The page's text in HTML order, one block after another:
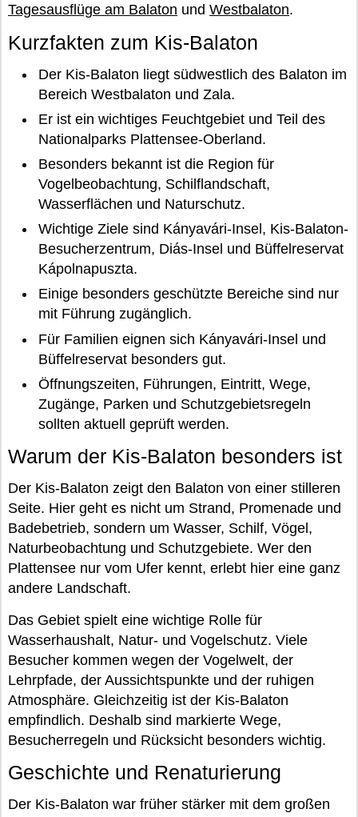
Tagesausflüge am Balaton und Westbalaton.
Kurzfakten zum Kis-Balaton
Der Kis-Balaton liegt südwestlich des Balaton im
Bereich Westbalaton und Zala.
Er ist ein wichtiges Feuchtgebiet und Teil des
Nationalparks Plattensee-Oberland.
Besonders bekannt ist die Region für
Vogelbeobachtung, Schilflandschaft,
Wasserflächen und Naturschutz.
Wichtige Ziele sind Kányavári-Insel, Kis-Balaton-
Besucherzentrum, Diás-Insel und Büffelreservat
Kápolnapuszta.
Einige besonders geschützte Bereiche sind nur
mit Führung zugänglich.
Für Familien eignen sich Kányavári-Insel und
Büffelreservat besonders gut.
Öffnungszeiten, Führungen, Eintritt, Wege,
Zugänge, Parken und Schutzgebietsregeln
sollten aktuell geprüft werden.
Warum der Kis-Balaton besonders ist
Der Kis-Balaton zeigt den Balaton von einer stilleren
Seite. Hier geht es nicht um Strand, Promenade und
Badebetrieb, sondern um Wasser, Schilf, Vögel,
Naturbeobachtung und Schutzgebiete. Wer den
Plattensee nur vom Ufer kennt, erlebt hier eine ganz
andere Landschaft.
Das Gebiet spielt eine wichtige Rolle für
Wasserhaushalt, Natur- und Vogelschutz. Viele
Besucher kommen wegen der Vogelwelt, der
Lehrpfade, der Aussichtspunkte und der ruhigen
Atmosphäre. Gleichzeitig ist der Kis-Balaton
empfindlich. Deshalb sind markierte Wege,
Besucherregeln und Rücksicht besonders wichtig.
Geschichte und Renaturierung
Der Kis-Balaton war früher stärker mit dem großen